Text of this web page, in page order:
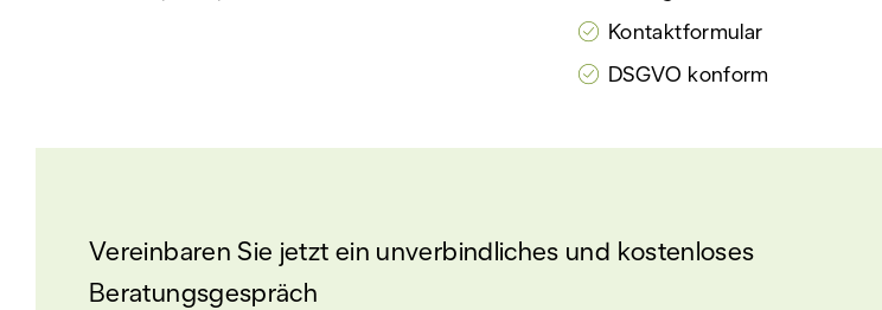
Kontaktformular
DSGVO konform
Vereinbaren Sie jetzt ein unverbindliches und kostenloses
Beratungsgespräch